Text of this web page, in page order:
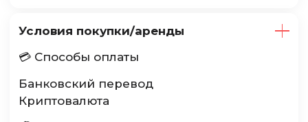
Условия покупки/аренды
💳 Способы оплаты
Банковский перевод
Криптовалюта